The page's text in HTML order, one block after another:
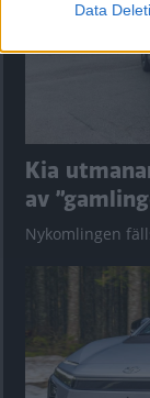
Data
Kia
av
Nykomlingen